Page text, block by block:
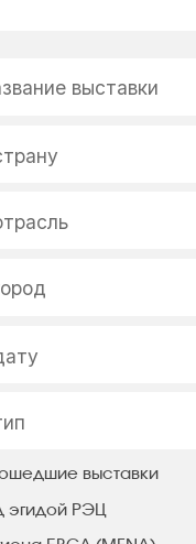
выставки
выставки
эгидой РЭЦ